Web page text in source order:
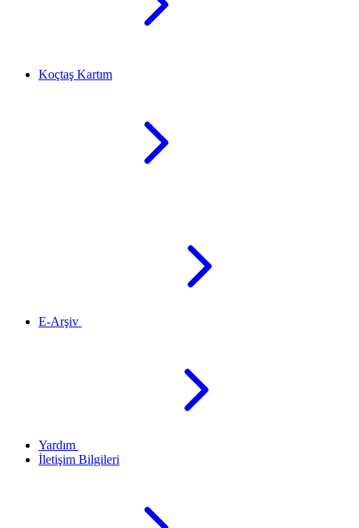
Koçtaş Kartım
E-Arşiv
Yardım
İletişim Bilgileri